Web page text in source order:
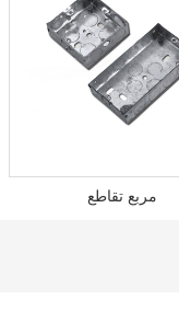
مربع تقاطع